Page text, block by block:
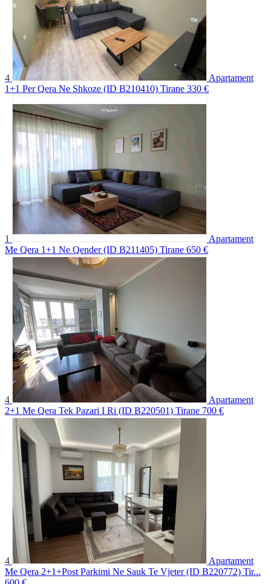
4
Apartament
1+1 Per Qera Ne Shkoze (ID B210410) Tirane 330 €
1
Apartament
Me Qera 1+1 Ne Qender (ID B211405) Tirane 650 €
4
Apartament
2+1 Me Qera Tek Pazari I Ri (ID B220501) Tirane 700 €
4
Apartament
Me Qera 2+1+Post Parkimi Ne Sauk Te Vjeter (ID B220772) Tir...